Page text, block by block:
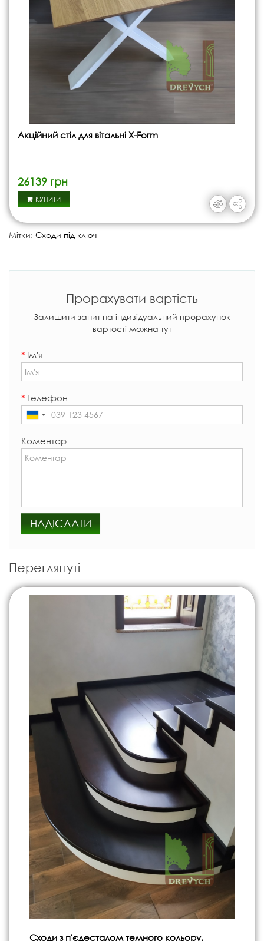
Акційний стіл для вітальні X-Form
26139 грн
КУПИТИ
Мітки: Сходи під ключ
Прорахувати вартість
Залишити запит на індивідуальний прорахунок
вартості можна тут
* Ім'я
* Телефон
Коментар
НАДІСЛАТИ
Переглянуті
Сходи з п'єдесталом темного кольору,